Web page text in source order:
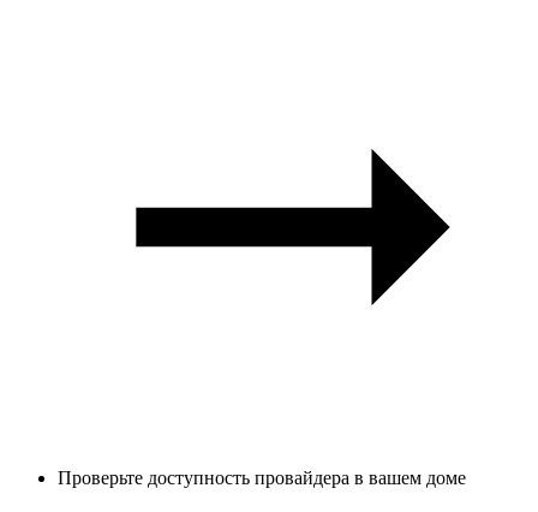
Проверьте доступность провайдера в вашем доме